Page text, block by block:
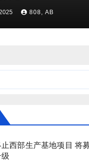
808, AB
西部生产基地项目 将